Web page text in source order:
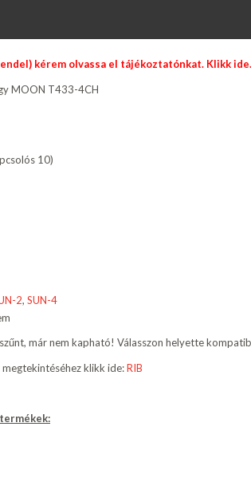
kérem olvassa el tájékoztatónkat. Klikk ide.
MOON T433-4CH
10)
2, SUN-4
már nem kapható! Válasszon helyette
klikk ide:RIB
: